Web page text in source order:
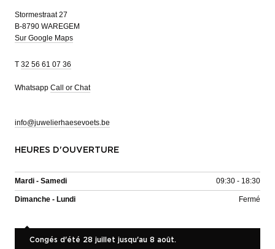
Stormestraat 27
B-8790 WAREGEM
Sur Google Maps
T 32 56 61 07 36
Whatsapp Call or Chat
info@juwelierhaesevoets.be
HEURES D'OUVERTURE
Mardi - Samedi 09:30 - 18:30
Dimanche - Lundi Fermé
Congés d'été 28 juillet jusqu'au 8 août.